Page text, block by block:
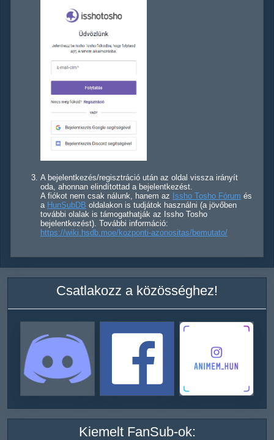
A bejelentkezés/regisztráció után az oldal vissza irányít
oda, ahonnan elindítottad a bejelentkezést.
A fiókot nem csak nálunk, hanem az Issho Tosho Fórum és
a HunSubDB oldalakon is tudjátok használni (a jövőben
további olalak is támogathatják az Issho Tosho
bejelentkezést). További információ:
https://wiki.hsdb.moe/kozponti-azonositas/bemutato/
Csatlakozz a közösséghez!
Kiemelt FanSub-ok: